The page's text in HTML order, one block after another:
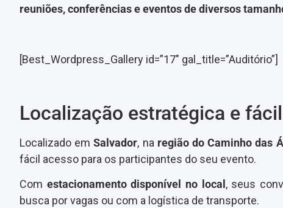
reuniões, conferências e eventos de diversos
[Best_Wordpress_Gallery id=”17″ gal_title=”Auditório”]
Localização estratégica e
Localizado emSalvador, na região do Caminho das
fácil acesso para os participantes do seu evento.
Com estacionamento disponível no local , seus
busca por vagas ou com a logística de transporte.